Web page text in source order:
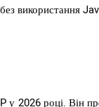
використання
2026 році. Він